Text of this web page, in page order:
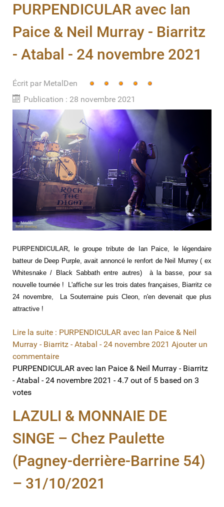
PURPENDICULAR avec Ian
Paice & Neil Murray - Biarritz
- Atabal - 24 novembre 2021
Écrit par MetalDen
Publication : 28 novembre 2021
Vote
utilisateur:5
PURPENDICULAR,
le groupe tribute de Ian Paice, le légendaire
batteur de Deep Purple, avait annoncé le renfort de Neil Murrey ( ex
Whitesnake / Black Sabbath entre autres) à la basse, pour sa
nouvelle tournée ! L'affiche sur les trois dates françaises, Biarritz ce
24 novembre, La Souterraine puis Cleon, n'en devenait que plus
attractive !
Lire la suite : PURPENDICULAR avec Ian Paice & Neil
Murray - Biarritz - Atabal - 24 novembre 2021 Ajouter un
commentaire
PURPENDICULAR avec Ian Paice & Neil Murray - Biarritz
- Atabal - 24 novembre 2021 -4.7 out of 5 based on 3
votes
LAZULI & MONNAIE DE
SINGE – Chez Paulette
(Pagney-derrière-Barrine 54)
– 31/10/2021